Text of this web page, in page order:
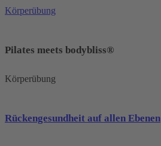
Körperübung
Pilates meets bodybliss®
Körperübung
Rückengesundheit auf allen Ebenen